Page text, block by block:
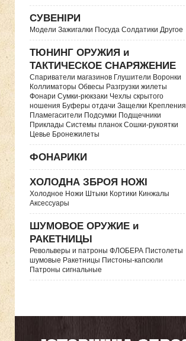
СУВЕНІРИ
Модели Зажигалки Посуда Солдатики Другое
ТЮНИНГ ОРУЖИЯ и
ТАКТИЧЕСКОЕ СНАРЯЖЕНИЕ
Спариватели магазинов Глушители Воронки
Коллиматоры Обвесы Разгрузки жилеты
Фонари Сумки-рюкзаки Чехлы скрытого
ношения Буферы отдачи Защелки Крепления
Пламегасители Подсумки Подщечники
Приклады Системы планок Сошки-рукоятки
Цевье Бронежилеты
ФОНАРИКИ
ХОЛОДНА ЗБРОЯ НОЖІ
Холодное Ножи Штыки Кортики Кинжалы
Аксессуары
ШУМОВОЕ ОРУЖИЕ и
РАКЕТНИЦЫ
Револьверы и патроны ФЛОБЕРА Пистолеты
шумовые Ракетницы Пистоны-капсюли
Патроны сигнальные